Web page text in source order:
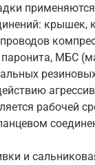
крышек,
МБС
рабочей
и